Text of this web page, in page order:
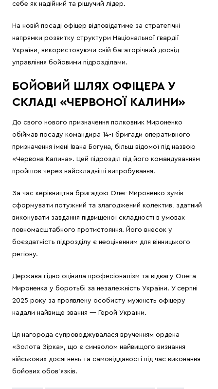
себе як надійний та рішучий лідер.
На новій посаді офіцер відповідатиме за стратегічні
напрямки розвитку структури Національної гвардії
України, використовуючи свій багаторічний досвід
управління бойовими підрозділами.
БОЙОВИЙ ШЛЯХ ОФІЦЕРА У
СКЛАДІ «ЧЕРВОНОЇ КАЛИНИ»
До свого нового призначення полковник Мироненко
обіймав посаду командира 14-ї бригади оперативного
призначення імені Івана Богуна, більш відомої під назвою
«Червона Калина». Цей підрозділ під його командуванням
пройшов через найскладніші випробування.
За час керівництва бригадою Олег Мироненко зумів
сформувати потужний та злагоджений колектив, здатний
виконувати завдання підвищеної складності в умовах
повномасштабного протистояння. Його внесок у
боєздатність підрозділу є неоціненним для вінницького
регіону.
Держава гідно оцінила професіоналізм та відвагу Олега
Мироненка у боротьбі за незалежність України. У серпні
2025 року за проявлену особисту мужність офіцеру
надали найвище звання — Герой України.
Ця нагорода супроводжувалася врученням ордена
«Золота Зірка», що є символом найвищого визнання
військових досягнень та самовідданості під час виконання
бойових обов’язків.